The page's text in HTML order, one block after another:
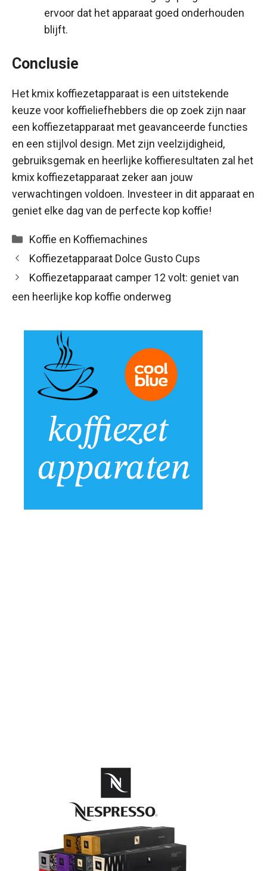
ervoor dat het apparaat goed onderhouden
blijft.
Conclusie
Het kmix koffiezetapparaat is een uitstekende
keuze voor koffieliefhebbers die op zoek zijn naar
een koffiezetapparaat met geavanceerde functies
en een stijlvol design. Met zijn veelzijdigheid,
gebruiksgemak en heerlijke koffieresultaten zal het
kmix koffiezetapparaat zeker aan jouw
verwachtingen voldoen. Investeer in dit apparaat en
geniet elke dag van de perfecte kop koffie!
Categorieën
Koffie en Koffiemachines
Koffiezetapparaat Dolce Gusto Cups
Koffiezetapparaat camper 12 volt: geniet van
een heerlijke kop koffie onderweg